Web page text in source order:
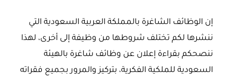
إن الوظائف الشاغرة بالمملكة العربية السعودية التي
ننشرها لكم تختلف شروطها من وظيفة إلى أخرى، لهذا
ننصحكم بقراءة إعلان عن وظائف شاغرة بالهيئة
السعودية للملكية الفكرية، بتركيز والمرور بجميع فقراته